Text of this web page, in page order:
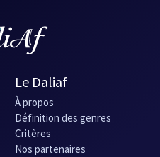
Le Daliaf
À propos
Définition des genres
Critères
Nos partenaires